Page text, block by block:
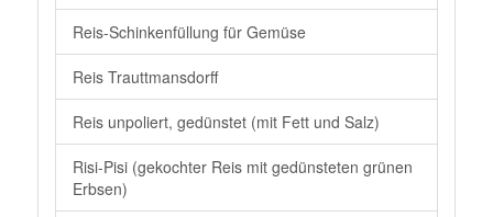
Reis-Schinkenfüllung für Gemüse
Reis Trauttmansdorff
Reis unpoliert, gedünstet (mit Fett und Salz)
Risi-Pisi (gekochter Reis mit gedünsteten grünen
Erbsen)